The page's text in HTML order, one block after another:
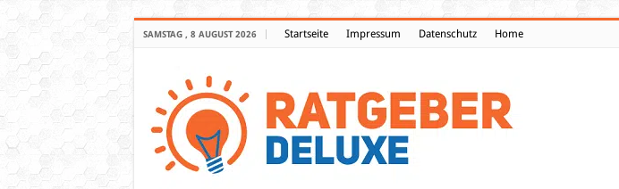
SAMSTAG , 8 AUGUST 2026 Startseite Impressum Datenschutz Home